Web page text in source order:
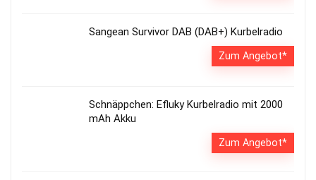
Sangean Survivor DAB (DAB+) Kurbelradio
Zum Angebot*
Schnäppchen: Efluky Kurbelradio mit 2000
mAh Akku
Zum Angebot*